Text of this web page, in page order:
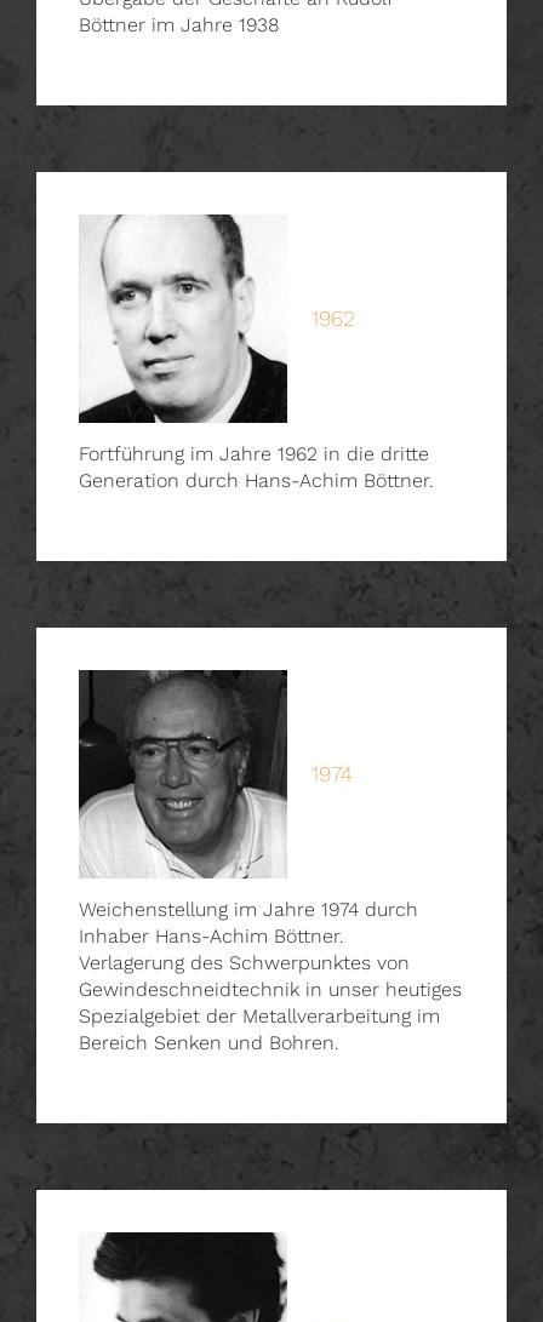
Böttner im Jahre 1938
1962
Fortführung im Jahre 1962 in die dritte
Generation durch Hans-Achim Böttner.
1974
Weichenstellung im Jahre 1974 durch
Inhaber Hans-Achim Böttner.
Verlagerung des Schwerpunktes von
Gewindeschneidtechnik in unser heutiges
Spezialgebiet der Metallverarbeitung im
Bereich Senken und Bohren.